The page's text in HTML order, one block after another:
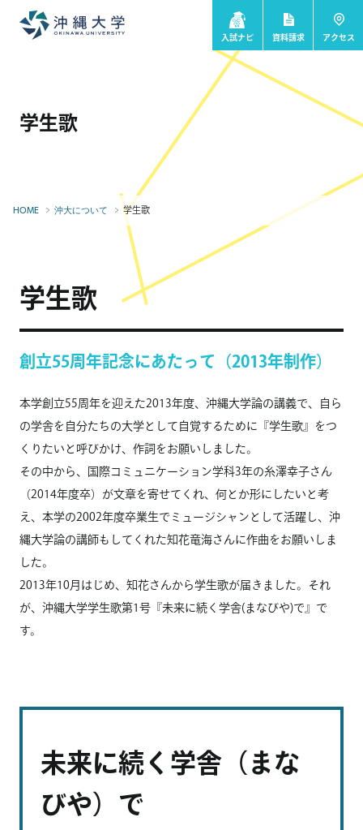
入試ナビ 資料請求 アクセス
学生歌
HOME 沖大について 学生歌
学生歌
創立55周年記念にあたって（2013年制作）
本学創立55周年を迎えた2013年度、沖縄大学論の講義で、自ら
の学舎を自分たちの大学として自覚するために『学生歌』をつ
くりたいと呼びかけ、作詞をお願いしました。
その中から、国際コミュニケーション学科3年の糸澤幸子さん
（2014年度卒）が文章を寄せてくれ、何とか形にしたいと考
え、本学の2002年度卒業生でミュージシャンとして活躍し、沖
縄大学論の講師もしてくれた知花竜海さんに作曲をお願いしま
した。
2013年10月はじめ、知花さんから学生歌が届きました。それ
が、沖縄大学学生歌第1号『未来に続く学舎(まなびや)で』で
す。
未来に続く学舎（まな
びや）で